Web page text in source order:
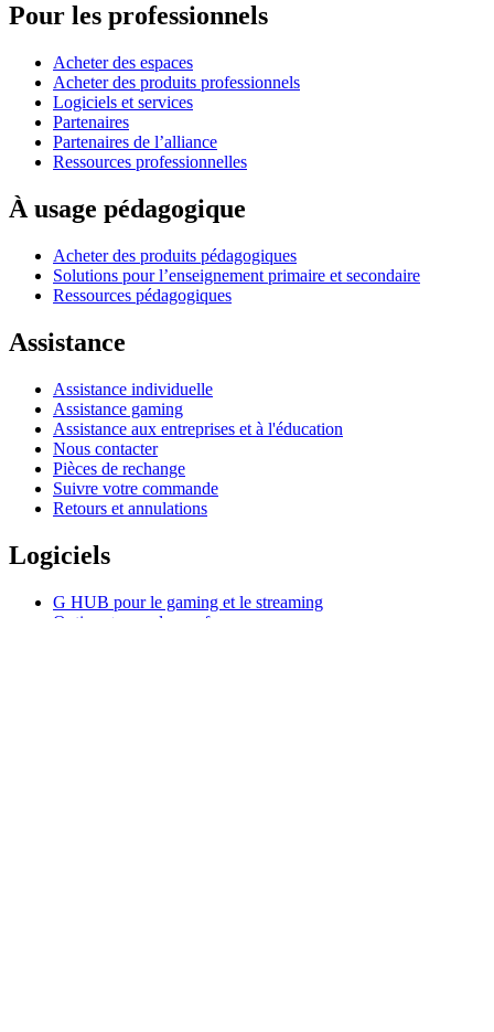
Pour les professionnels
Acheter des espaces
Acheter des produits professionnels
Logiciels et services
Partenaires
Partenaires de l’alliance
Ressources professionnelles
À usage pédagogique
Acheter des produits pédagogiques
Solutions pour l’enseignement primaire et secondaire
Ressources pédagogiques
Assistance
Assistance individuelle
Assistance gaming
Assistance aux entreprises et à l'éducation
Nous contacter
Pièces de rechange
Suivre votre commande
Retours et annulations
Logiciels
G HUB pour le gaming et le streaming
Options+ pour les performances